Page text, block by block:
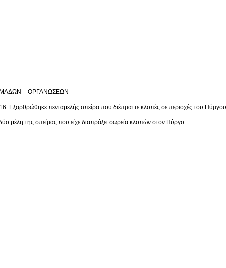
– ΟΡΓΑΝΩΣΕΩΝ
πενταμελής σπείρα που διέπραττε κλοπές σε περιοχές του Πύργου
μέλη της σπείρας που είχε διαπράξει σωρεία κλοπών στον Πύργο